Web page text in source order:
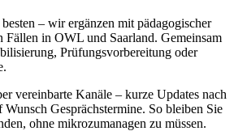
– wir ergänzen mit pädagogischer
Fällen in OWL und Saarland. Gemeinsam
Prüfungsvorbereitung oder
vereinbarte Kanäle – kurze Updates nach
Gesprächstermine. So bleiben Sie
ohne mikrozumanagen zu müssen.